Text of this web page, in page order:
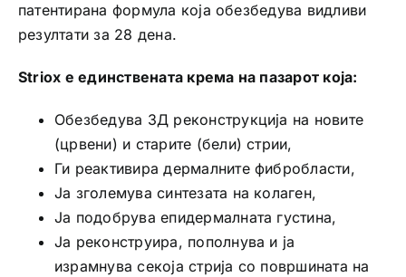
патентирана формула која обезбедува видливи
резултати за 28 дена.
Striox е единствената крема на пазарот која:
Обезбедува 3Д реконструкција на новите
(црвени) и старите (бели) стрии,
Ги реактивира дермалните фибробласти,
Ја зголемува синтезата на колаген,
Ја подобрува епидермалната густина,
Ја реконструира, пополнува и ја
израмнува секоја стрија со површината на